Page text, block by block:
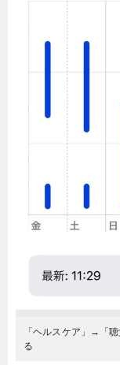
「ヘルスケア」→「
る